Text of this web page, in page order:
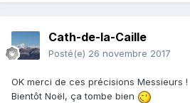
Cath-de-la-Caille
Posté(e) 26 novembre 2017
OK merci de ces précisions Messieurs !
Bientôt Noël, ça tombe bien